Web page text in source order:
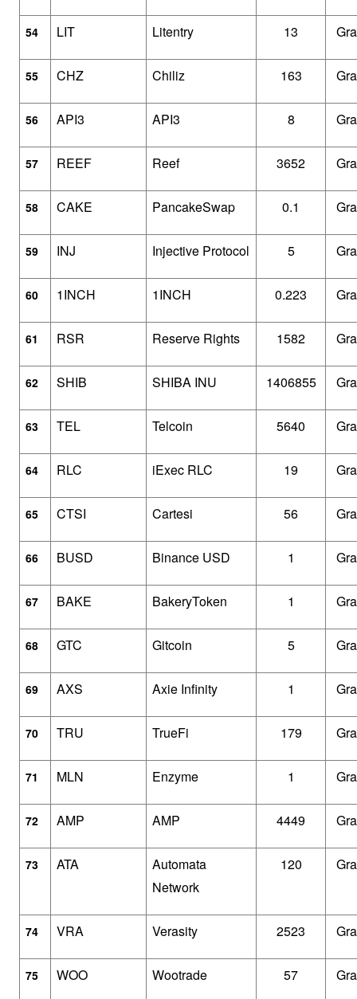
54 LIT Litentry 13
55 CHZ Chiliz 163
56 API3 API3 8
57 REEF Reef 3652
58 CAKE PancakeSwap 0.1
59 INJ Injective Protocol 5
60 1INCH 1INCH 0.223
61 RSR Reserve Rights 1582
62 SHIB SHIBA INU 1406855
63 TEL Telcoin 5640
64 RLC iExec RLC 19
65 CTSI Cartesi 56
66 BUSD Binance USD 1
67 BAKE BakeryToken 1
68 GTC Gitcoin 5
69 AXS Axie Infinity 1
70 TRU TrueFi 179
71 MLN Enzyme 1
72 AMP AMP 4449
73 ATA
Automata
Network
120
74 VRA Verasity 2523
75 WOO Wootrade 57